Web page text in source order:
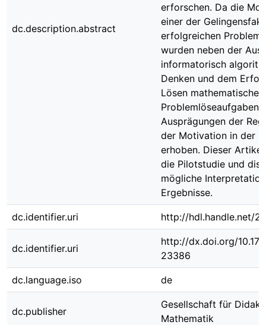
dc.description.abstract
erforschen. Da die
einer der
erfolgreichen
wurden neben der
informatorisch
Denken und dem
Lösen mathematischer
Problemlöseaufgaben
Ausprägungen der
der Motivation in der
erhoben. Dieser
die Pilotstudie und
mögliche
Ergebnisse.
dc.identifier.uri http://hdl.handle.net/
dc.identifier.uri
http://dx.doi.org/
23386
dc.language.iso de
dc.publisher
Gesellschaft für
Mathematik